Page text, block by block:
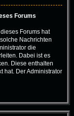
Forums
Forums hat
Nachrichten
die
Dabei ist es
Diese enthalten
hat. Der Administrator